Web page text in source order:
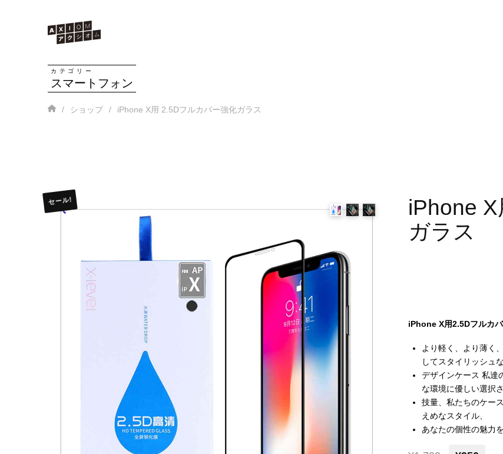
カテゴリー
スマートフォン
Home
/ ショップ / iPhone X用 2.5Dフルカバー強化ガラス
🔍
セール!
iPhone
ガラス
iPhone X用2.5Dフルカ
より軽く、より薄く
してスタイリッシュ
デザインケース 私達
な環境に優しい選択
技量、私たちのケー
えめ​​なスタイル、
あなたの個性の魅力